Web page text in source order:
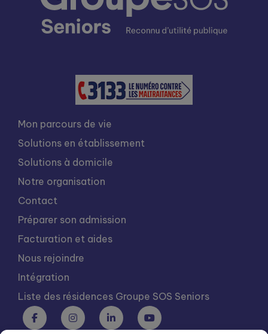
Mon parcours de vie
Solutions en établissement
Solutions à domicile
Notre organisation
Contact
Préparer son admission
Facturation et aides
Nous rejoindre
Intégration
Liste des résidences Groupe SOS Seniors